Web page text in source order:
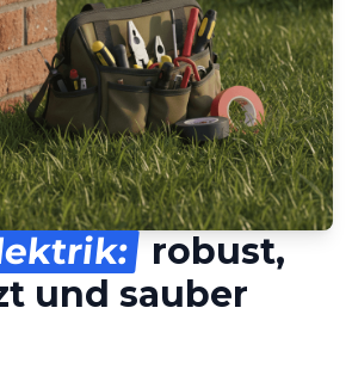
robust,
und sauber